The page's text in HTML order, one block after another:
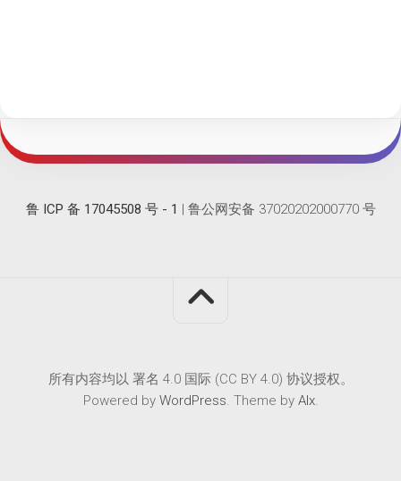
鲁 ICP 备 17045508 号 - 1 | 鲁公网安备 37020202000770 号
所有内容均以 署名 4.0 国际 (CC BY 4.0) 协议授权。
Powered by WordPress. Theme by Alx.